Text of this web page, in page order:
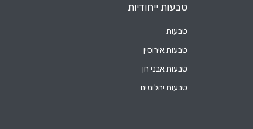
טבעות ייחודיות
טבעות
טבעות אירוסין
טבעות אבני חן
טבעות יהלומים